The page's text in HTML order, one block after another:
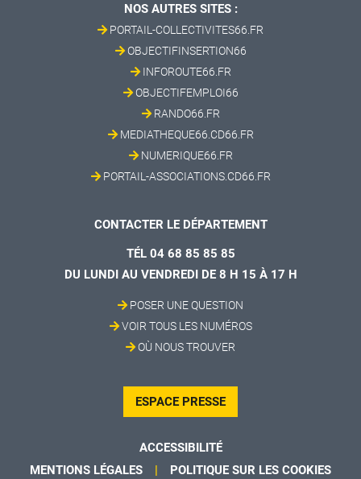
NOS AUTRES SITES :
PORTAIL-COLLECTIVITES66.FR
OBJECTIFINSERTION66
INFOROUTE66.FR
OBJECTIFEMPLOI66
RANDO66.FR
MEDIATHEQUE66.CD66.FR
NUMERIQUE66.FR
PORTAIL-ASSOCIATIONS.CD66.FR
CONTACTER LE DÉPARTEMENT
TÉL 04 68 85 85 85
DU LUNDI AU VENDREDI DE 8 H 15 À 17 H
POSER UNE QUESTION
VOIR TOUS LES NUMÉROS
OÙ NOUS TROUVER
ESPACE PRESSE
ACCESSIBILITÉ
MENTIONS LÉGALES
POLITIQUE SUR LES COOKIES